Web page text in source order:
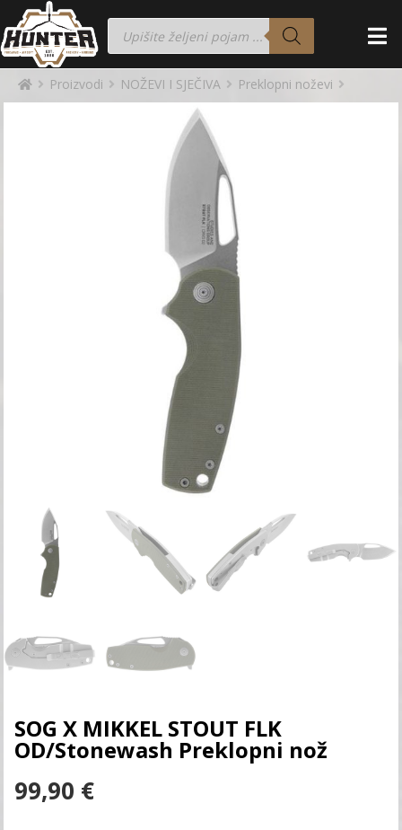
Proizvodi NOŽEVI I SJEČIVA Preklopni noževi
SOG X MIKKEL STOUT FLK
OD/Stonewash Preklopni nož
99,90 €